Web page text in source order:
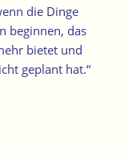
die Dinge
beginnen, das
bietet und
geplant hat.“